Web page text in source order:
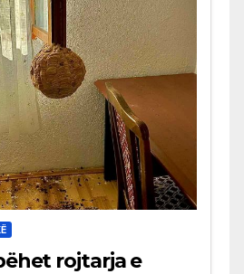
rojtarja e